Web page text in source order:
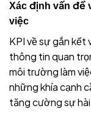
Xác định vấn đề
việc
KPI về sự gắn kết
thông tin quan
môi trường làm
những khía cạnh
tăng cường sự